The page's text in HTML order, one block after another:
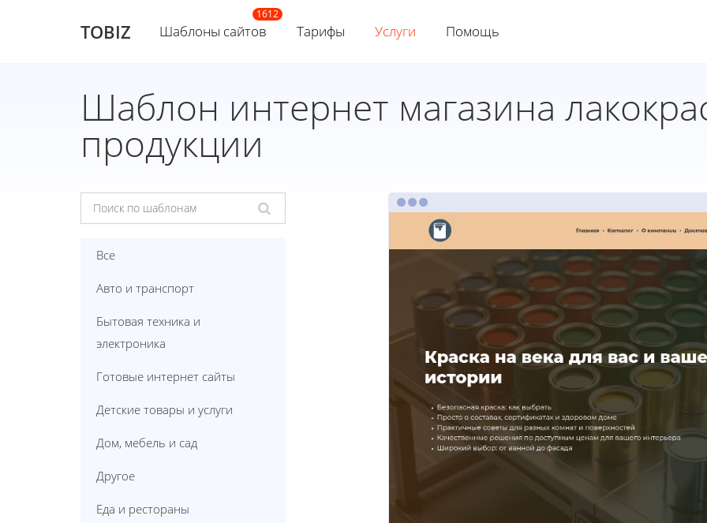
TOBIZ Шаблоны сайтов Тарифы Услуги Помощь
Шаблон интернет магазина
продукции
Все
Авто и транспорт
Бытовая техника и
электроника
Готовые интернет сайты
Детские товары и услуги
Дом, мебель и сад
Другое
Еда и рестораны